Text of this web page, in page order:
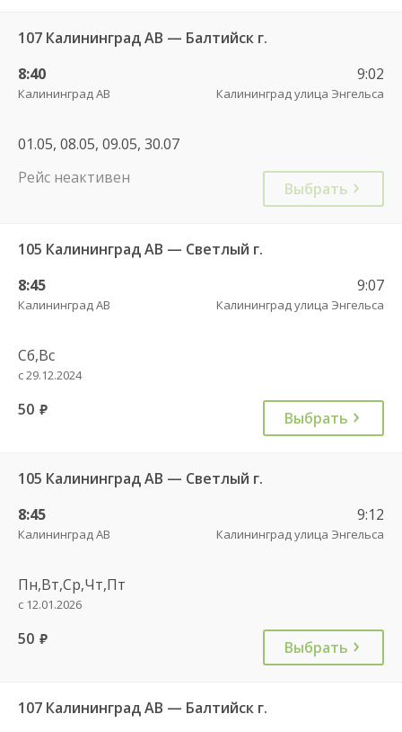
107 Калининград АВ — Балтийск г.
8:40
Калининград АВ
9:02
Калининград улица Энгельса
01.05, 08.05, 09.05, 30.07
Рейс неактивен
Выбрать
105 Калининград АВ — Светлый г.
8:45
Калининград АВ
9:07
Калининград улица Энгельса
Сб,Вс
с 29.12.2024
50 руб. Выбрать
105 Калининград АВ — Светлый г.
8:45
Калининград АВ
9:12
Калининград улица Энгельса
Пн,Вт,Ср,Чт,Пт
с 12.01.2026
50 руб. Выбрать
107 Калининград АВ — Балтийск г.